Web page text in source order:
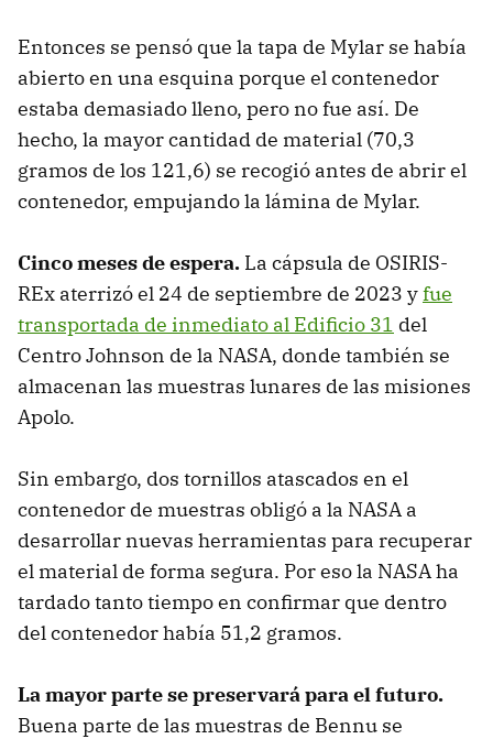
Entonces se pensó que la tapa de Mylar se había
abierto en una esquina porque el contenedor
estaba demasiado lleno, pero no fue así. De
hecho, la mayor cantidad de material (70,3
gramos de los 121,6) se recogió antes de abrir el
contenedor, empujando la lámina de Mylar.
Cinco meses de espera. La cápsula de OSIRIS-
REx aterrizó el 24 de septiembre de 2023 yfue
transportada de inmediato al Edificio 31 del
Centro Johnson de la NASA, donde también se
almacenan las muestras lunares de las misiones
Apolo.
Sin embargo, dos tornillos atascados en el
contenedor de muestras obligó a la NASA a
desarrollar nuevas herramientas para recuperar
el material de forma segura. Por eso la NASA ha
tardado tanto tiempo en confirmar que dentro
del contenedor había 51,2 gramos.
La mayor parte se preservará para el futuro.
Buena parte de las muestras de Bennu se